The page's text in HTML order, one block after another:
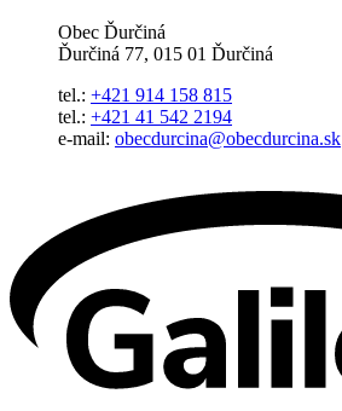
Obec Ďurčiná
Ďurčiná 77, 015 01 Ďurčiná
tel.: +421 914 158 815
tel.: +421 41 542 2194
e-mail: obecdurcina@obecdurcina.sk